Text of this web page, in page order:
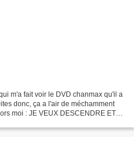
m'a fait voir le DVD chanmax qu'il a
donc, ça a l'air de méchamment
moi : JE VEUX DESCENDRE ET